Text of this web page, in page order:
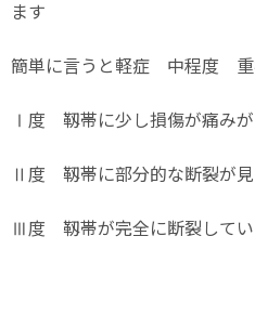
ます
簡単に言うと軽症 中程度 重
Ⅰ度 靱帯に少し損傷が痛み
Ⅱ度 靱帯に部分的な断裂が見
Ⅲ度 靱帯が完全に断裂してい